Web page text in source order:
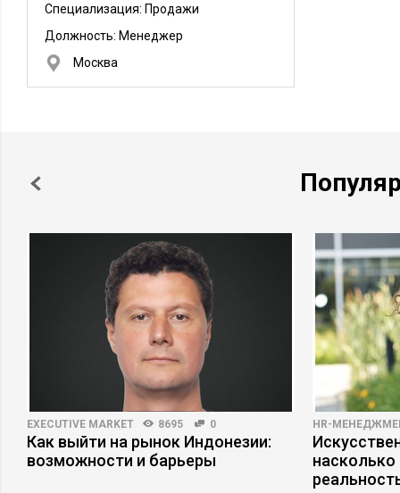
Специализация: Продажи
Должность: Менеджер
Москва
EXECUTIVE MARKET 8695 0
Как выйти на рынок Индонезии:
возможности и барьеры
HR-